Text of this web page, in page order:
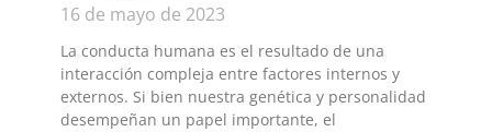
16 de mayo de 2023
La conducta humana es el resultado de una
interacción compleja entre factores internos y
externos. Si bien nuestra genética y personalidad
desempeñan un papel importante, el